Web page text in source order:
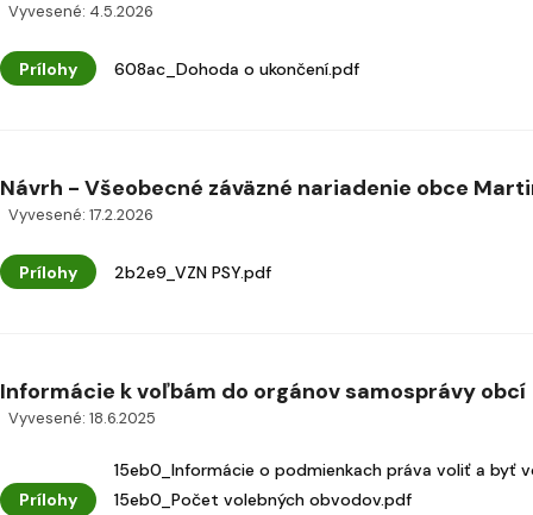
Vyvesené: 4.5.2026
Prílohy 608ac_Dohoda o ukončení.pdf
Návrh - Všeobecné záväzné nariadenie obce
Vyvesené: 17.2.2026
Prílohy 2b2e9_VZN PSY.pdf
Informácie k voľbám do orgánov samosprávy obcí
Vyvesené: 18.6.2025
Prílohy
15eb0_Informácie o podmienkach práva voliť a byť
15eb0_Počet volebných obvodov.pdf